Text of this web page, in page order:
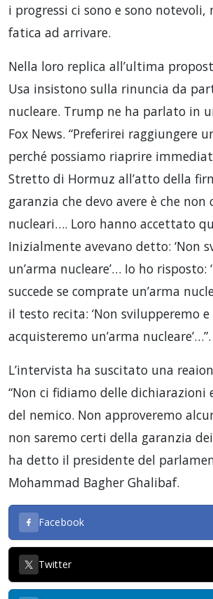
i progressi ci sono e sono notevoli,
fatica ad arrivare.
Nella loro replica all’ultima
Usa insistono sulla rinuncia da
nucleare. Trump ne ha parlato in
Fox News. “Preferirei raggiungere
perché possiamo riaprire
Stretto di Hormuz all’atto della
garanzia che devo avere è che
nucleari…. Loro hanno accettato
Inizialmente avevano detto: ‘Non
un’arma nucleare’… Io ho risposto:
succede se comprate un’arma
il testo recita: ‘Non svilupperemo
acquisteremo un’arma nucleare’…”.
L’intervista ha suscitato una
“Non ci fidiamo delle dichiarazioni
del nemico. Non approveremo
non saremo certi della garanzia
ha detto il presidente del
Mohammad Bagher Ghalibaf.
Facebook
Twitter